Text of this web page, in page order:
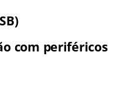
com periféricos